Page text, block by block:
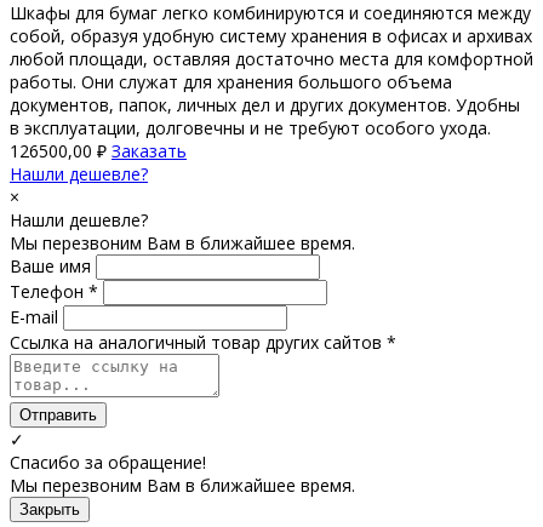
Шкафы для бумаг легко комбинируются и соединяются между
собой, образуя удобную систему хранения в офисах и архивах
любой площади, оставляя достаточно места для комфортной
работы. Они служат для хранения большого объема
документов, папок, личных дел и других документов. Удобны
в эксплуатации, долговечны и не требуют особого ухода.
126500,00 ₽ Заказать
Нашли дешевле?
×
Нашли дешевле?
Мы перезвоним Вам в ближайшее время.
Ваше имя
Телефон *
E-mail
Ссылка на аналогичный товар других сайтов *
Отправить
✓
Спасибо за обращение!
Мы перезвоним Вам в ближайшее время.
Закрыть